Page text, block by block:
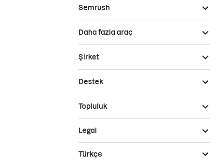
Semrush
Daha fazla araç
Şirket
Destek
Topluluk
Legal
Türkçe